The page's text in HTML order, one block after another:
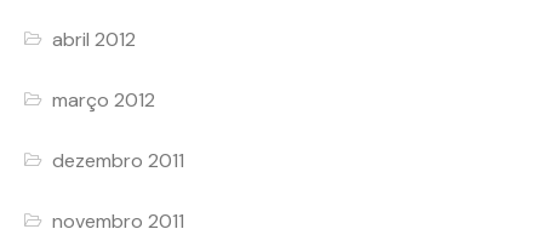
abril 2012
março 2012
dezembro 2011
novembro 2011